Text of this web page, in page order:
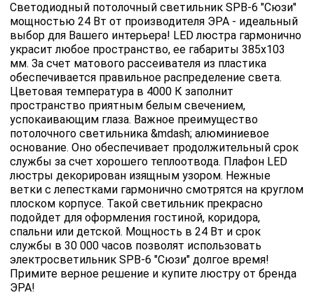
Светодиодный потолочный светильник SPB-6 "Сюзи"
мощностью 24 Вт от производителя ЭРА - идеальный
выбор для Вашего интерьера! LED люстра гармонично
украсит любое пространство, ее габариты 385х103
мм. За счет матового рассеивателя из пластика
обеспечивается правильное распределение света.
Цветовая температура в 4000 К заполнит
пространство приятным белым свечением,
успокаивающим глаза. Важное преимущество
потолочного светильника &mdash; алюминиевое
основание. Оно обеспечивает продолжительный срок
службы за счет хорошего теплоотвода. Плафон LED
люстры декорирован изящным узором. Нежные
ветки с лепестками гармонично смотрятся на круглом
плоском корпусе. Такой светильник прекрасно
подойдет для оформления гостиной, коридора,
спальни или детской. Мощность в 24 Вт и срок
службы в 30 000 часов позволят использовать
электросветильник SPB-6 "Сюзи" долгое время!
Примите верное решение и купите люстру от бренда
ЭРА!